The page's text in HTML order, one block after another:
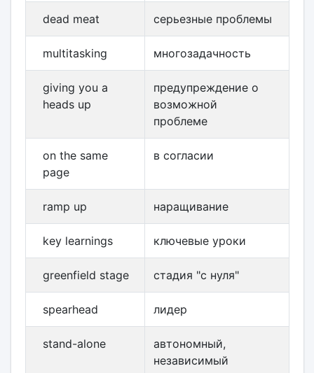
dead meat серьезные проблемы
multitasking многозадачность
giving you a
heads up
предупреждение о
возможной
проблеме
on the same
page
в согласии
ramp up наращивание
key learnings ключевые уроки
greenfield stage стадия "с нуля"
spearhead лидер
stand-alone
автономный,
независимый